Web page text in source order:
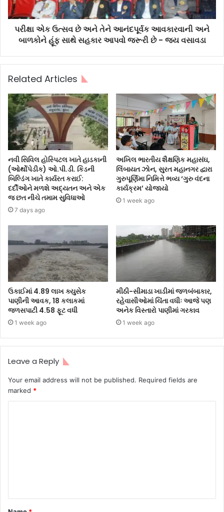
પરીક્ષા એક ઉત્સવ છે અને તેને આનંદપૂર્વક આવકારવાની અને
બાળકોને હૂંફ સાથે સહકાર આપવો જરૂરી છે - જય વસાવડા
Related Articles
નવી સિવિલ હોસ્પિટલ ખાતે હાડકાની
(ઓર્થોપેડીક) ઓ.પી.ડી. કિડની
બિલ્ડિંગ ખાતે કાર્યરત કરાઈ:
દર્દીઓને મળશે અદ્યતન અને એક
જ છત નીચે તમામ સુવિધાઓ
7 days ago
અખિલ ભારતીય શૈક્ષણિક મહાસંઘ,
લિંબાયત ઝોન, સુરત મહાનગર દ્વારા
ગુરુપૂર્ણિમા નિમિત્તે ભવ્ય ‘ગુરુ વંદના
કાર્યક્રમ’ યોજાયો
1 week ago
ઉકાઈમાં 4.89 લાખ ક્યુસેક
પાણીની આવક, 18 કલાકમાં
જળસપાટી 4.58 ફૂટ વધી
1 week ago
મીઠી-સીમાડા ખાડીમાં જળબંબાકાર,
રહેવાસીઓમાં ચિંતા વધીઃ આજે પણ
અનેક વિસ્તારો પાણીમાં ગરકાવ
1 week ago
Leave a Reply
Your email address will not be published. Required fields are
marked *